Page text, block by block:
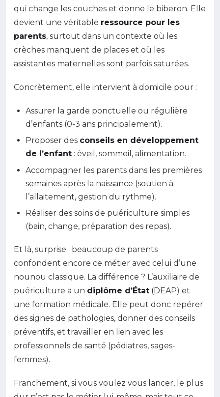
qui change les couches et donne le biberon. Elle
devient une véritable ressource pour les
parents, surtout dans un contexte où les
crèches manquent de places et où les
assistantes maternelles sont parfois saturées.
Concrètement, elle intervient à domicile pour :
Assurer la garde ponctuelle ou régulière
d’enfants (0-3 ans principalement).
Proposer des conseils en développement
de l’enfant : éveil, sommeil, alimentation.
Accompagner les parents dans les premières
semaines après la naissance (soutien à
l’allaitement, gestion du rythme).
Réaliser des soins de puériculture simples
(bain, change, préparation des repas).
Et là, surprise : beaucoup de parents
confondent encore ce métier avec celui d’une
nounou classique. La différence ? L’auxiliaire de
puériculture a un diplôme d’État (DEAP) et
une formation médicale. Elle peut donc repérer
des signes de pathologies, donner des conseils
préventifs, et travailler en lien avec les
professionnels de santé (pédiatres, sages-
femmes).
Franchement, si vous voulez vous lancer, le plus